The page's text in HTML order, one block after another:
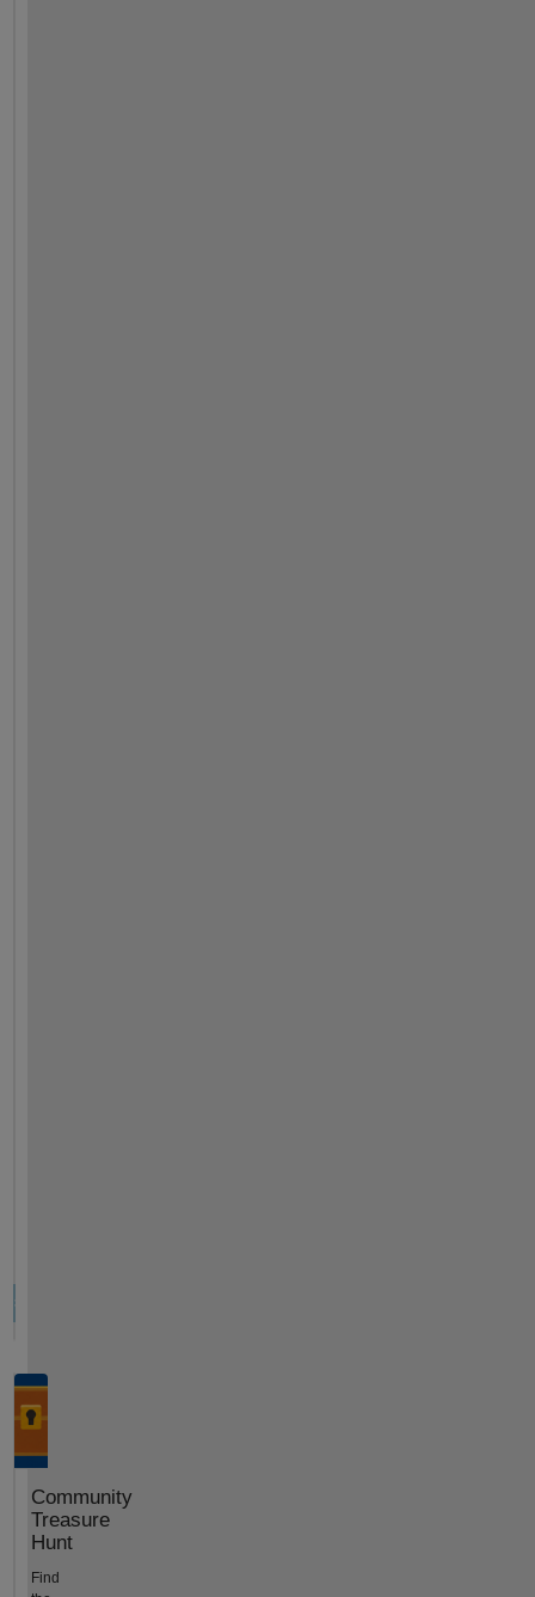
Community
Treasure
Hunt
Find